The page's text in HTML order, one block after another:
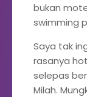
bukan
swimming
Saya tak
rasanya
selepas
Milah.